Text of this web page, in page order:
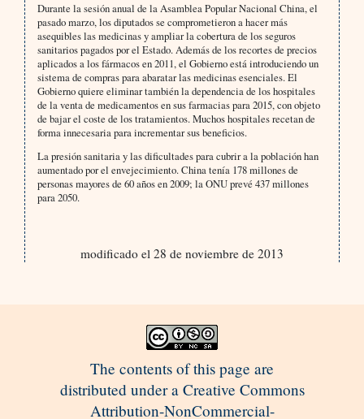
Durante la sesión anual de la Asamblea Popular Nacional China, el
pasado marzo, los diputados se comprometieron a hacer más
asequibles las medicinas y ampliar la cobertura de los seguros
sanitarios pagados por el Estado. Además de los recortes de precios
aplicados a los fármacos en 2011, el Gobierno está introduciendo un
sistema de compras para abaratar las medicinas esenciales. El
Gobierno quiere eliminar también la dependencia de los hospitales
de la venta de medicamentos en sus farmacias para 2015, con objeto
de bajar el coste de los tratamientos. Muchos hospitales recetan de
forma innecesaria para incrementar sus beneficios.
La presión sanitaria y las dificultades para cubrir a la población han
aumentado por el envejecimiento. China tenía 178 millones de
personas mayores de 60 años en 2009; la ONU prevé 437 millones
para 2050.
modificado el 28 de noviembre de 2013
The contents of this page are
distributed under a Creative Commons
Attribution-NonCommercial-